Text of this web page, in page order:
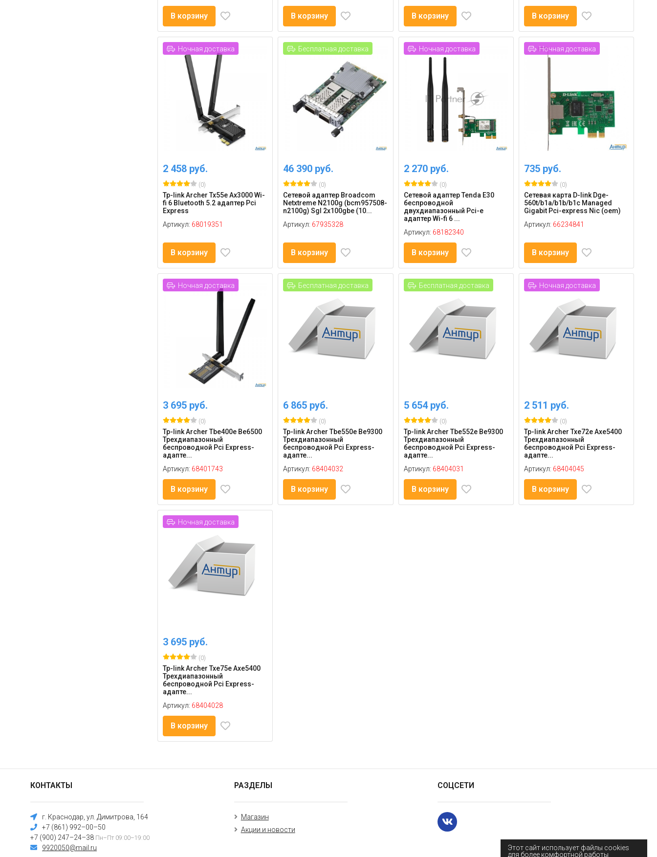
Этот сайт использует файлы cookies
для более комфортной работы
В корзину В корзину В корзину В корзину
Ночная доставка
2 458 руб.
(0)
Tp-link Archer Tx55e Ax3000 Wi-
fi 6 Bluetooth 5.2 адаптер Pci
Express
Артикул: 68019351
В корзину
Бесплатная доставка
46 390 руб.
(0)
Сетевой адаптер Broadcom
Netxtreme N2100g (bcm957508-
n2100g) Sgl 2x100gbe (10...
Артикул: 67935328
В корзину
Ночная доставка
2 270 руб.
(0)
Сетевой адаптер Tenda E30
беспроводной
двухдиапазонный Pci-e
адаптер Wi-fi 6 ...
Артикул: 68182340
В корзину
Ночная доставка
735 руб.
(0)
Сетевая карта D-link Dge-
560t/b1a/b1b/b1c Managed
Gigabit Pci-express Nic (oem)
Артикул: 66234841
В корзину
Ночная доставка
3 695 руб.
(0)
Tp-link Archer Tbe400e Be6500
Трехдиапазонный
беспроводной Pci Express-
адапте...
Артикул: 68401743
В корзину
Бесплатная доставка
6 865 руб.
(0)
Tp-link Archer Tbe550e Be9300
Трехдиапазонный
беспроводной Pci Express-
адапте...
Артикул: 68404032
В корзину
Бесплатная доставка
5 654 руб.
(0)
Tp-link Archer Tbe552e Be9300
Трехдиапазонный
беспроводной Pci Express-
адапте...
Артикул: 68404031
В корзину
Ночная доставка
2 511 руб.
(0)
Tp-link Archer Txe72e Axe5400
Трехдиапазонный
беспроводной Pci Express-
адапте...
Артикул: 68404045
В корзину
Ночная доставка
3 695 руб.
(0)
Tp-link Archer Txe75e Axe5400
Трехдиапазонный
беспроводной Pci Express-
адапте...
Артикул: 68404028
В корзину
КОНТАКТЫ
г. Краснодар, ул. Димитрова, 164
+7 (861) 992–00–50
+7 (900) 247–24–38 Пн–Пт 09:00–19:00
9920050@mail.ru
РАЗДЕЛЫ
Магазин
Акции и новости
СОЦСЕТИ